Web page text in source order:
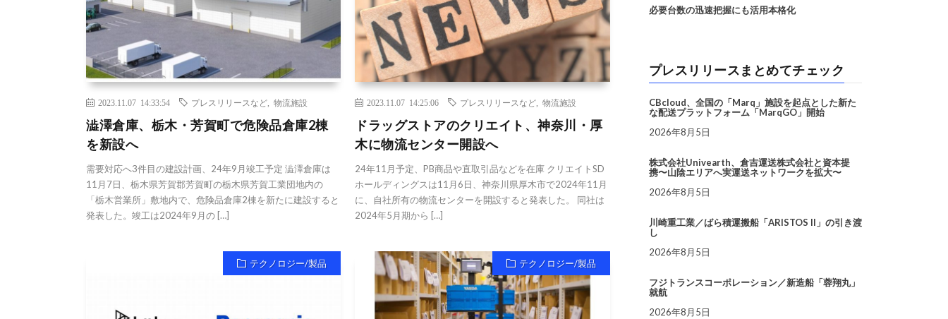
2023.11.07 14:33:54 プレスリリースなど 物流施設
澁澤倉庫、栃木・芳賀町で危険品倉庫2棟
を新設へ
需要対応へ3件目の建設計画、24年9月竣工予定 澁澤倉庫は
11月7日、栃木県芳賀郡芳賀町の栃木県芳賀工業団地内の
「栃木営業所」敷地内で、危険品倉庫2棟を新たに建設すると
発表した。竣工は2024年9月の […]
2023.11.07 14:25:06 プレスリリースなど ,物流施設
ドラッグストアのクリエイト、神奈川・厚
木に物流センター開設へ
24年11月予定、PB商品や直取引品などを在庫 クリエイトSD
ホールディングスは11月6日、神奈川県厚木市で2024年11月
に、自社所有の物流センターを開設すると発表した。 同社は
2024年5月期から […]
テクノロジー/製品 テクノロジー/製品
必要台数の迅速把握にも活用本格化
プレスリリースまとめてチェック
CBcloud、全国の「Marq」施設を起点とした新た
な配送プラットフォーム「MarqGO」開始
2026年8月5日
株式会社Univearth、倉吉運送株式会社と資本提
携〜山陰エリアへ実運送ネットワークを拡大〜
2026年8月5日
川崎重工業／ばら積運搬船「ARISTOS II」の引き渡
し
2026年8月5日
フジトランスコーポレーション／新造船「蓉翔丸」
就航
2026年8月5日